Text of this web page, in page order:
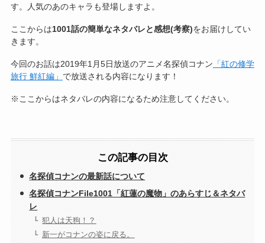
す。人気のあのキャラも登場しますよ。
ここからは1001話の簡単なネタバレと感想(考察)をお届けしてい
きます。
今回のお話は2019年1月5日放送のアニメ名探偵コナン 「紅の修学
旅行 鮮紅編」 で放送される内容になります！
※ここからはネタバレの内容になるため注意してください。
この記事の目次
名探偵コナンの最新話について
名探偵コナンFile1001「紅蓮の魔物」のあらすじ＆ネタバ
レ
犯人は天狗！？
新一がコナンの姿に戻る。